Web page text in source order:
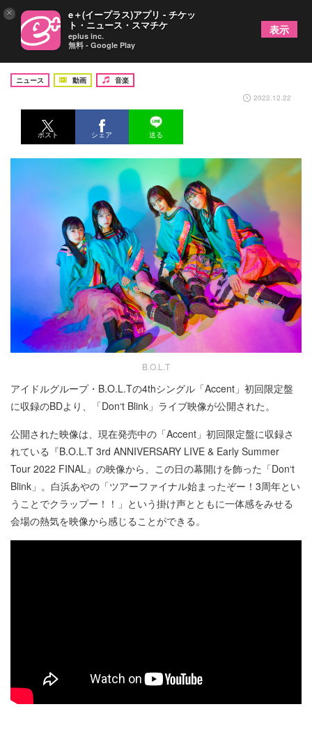
B.O.L.T、「Don‘t Blink」のライブ映像を公開
ニュース 動画
音楽
2022.12.22
ポスト シェア 送る
B.O.L.T
アイドルグループ・B.O.L.Tの4thシングル「Accent」初回限定盤
に収録のBDより、「Don‘t Blink」ライブ映像が公開された。
公開された映像は、現在発売中の「Accent」初回限定盤に収録さ
れている『B.O.L.T 3rd ANNIVERSARY LIVE & Early Summer
Tour 2022 FINAL』の映像から、この日の幕開けを飾った「Don‘t
Blink」。白浜あやの「ツアーファイナル始まったぞー！3周年とい
うことでクラップー！！」という掛け声とともに一体感をみせる
会場の熱気を映像から感じることができる。
× e＋(イープラス)アプリ - チケッ
ト・ニュース・スマチケ
eplus inc.
無料 - Google Play
表示